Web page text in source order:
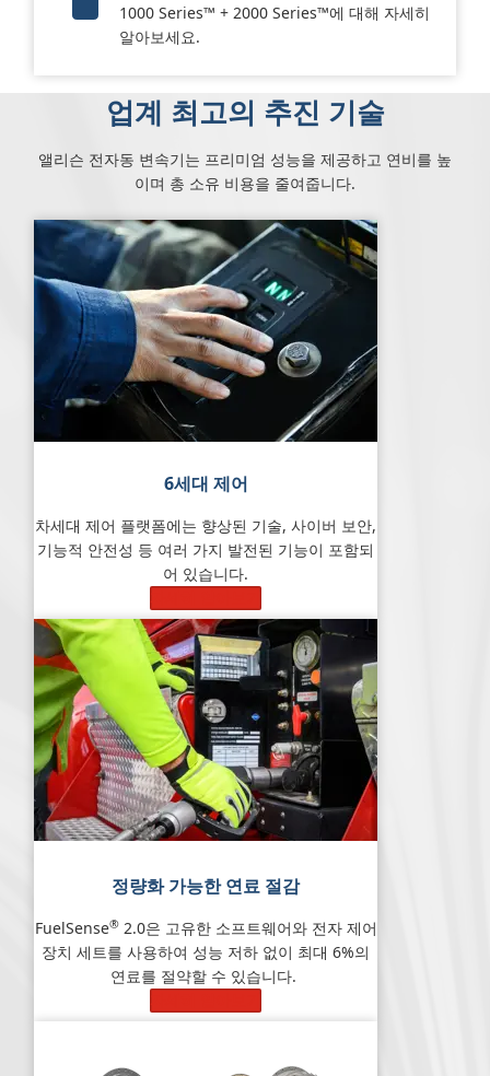
Vocational Model Guide Digital
1000 Series™ + 2000 Series™에 대해 자세히
알아보세요.
업계 최고의 추진 기술
앨리슨 전자동 변속기는 프리미엄 성능을 제공하고 연비를 높
이며 총 소유 비용을 줄여줍니다.
6세대 제어
차세대 제어 플랫폼에는 향상된 기술, 사이버 보안,
기능적 안전성 등 여러 가지 발전된 기능이 포함되
어 있습니다.
정량화 가능한 연료 절감
FuelSense®2.0은 고유한 소프트웨어와 전자 제어
장치 세트를 사용하여 성능 저하 없이 최대 6%의
연료를 절약할 수 있습니다.